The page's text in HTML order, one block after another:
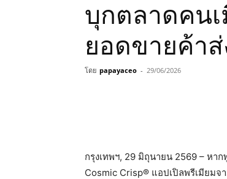
บุกตลาดคนเ
ยอดขายค้าส่
โดย papayaceo - 29/06/2026
กรุงเทพฯ, 29 มิถุนายน 2569 – หา
Cosmic Crisp® แอปเปิลพรีเมียมจ